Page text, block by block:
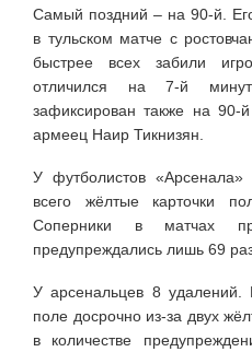
Самый поздний – на 90-й.
в тульском матче с
быстрее всех забили
отличился на 7-й
зафиксирован также на
армеец Наир Тикнизян.
У футболистов
всего жёлтые карточки
Соперники в матчах
предупреждались лишь 69
У арсенальцев 8 удалений.
поле досрочно из-за двух
в количестве